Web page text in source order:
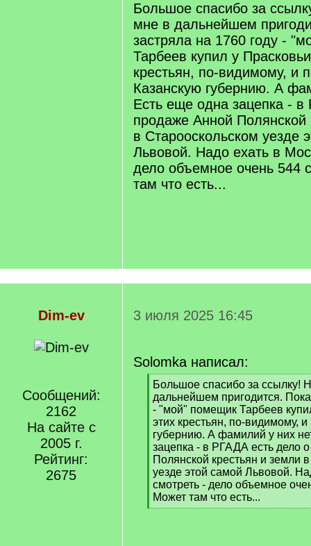
Большое спасибо за
мне в дальнейшем
застряла на 1760 году -
Тарбеев купил у
крестьян, по-видимому, и
Казанскую губернию. А
Есть еще одна зацепка -
продаже Анной Полянской
в Старооскольском уезде
Львовой. Надо ехать в
дело объемное очень 544
там что есть...
Dim-ev
Сообщений:
2162
На сайте с
2005 г.
Рейтинг:
2675
3 июля 2025 16:45
Solomka написал:
[
q
]
Большое спасибо за ссылку!
дальнейшем пригодится.
- "мой" помещик Тарбеев
этих крестьян, по-видимому,
губернию. А фамилий у них
зацепка - в РГАДА есть дело
Полянской крестьян и земли
уезде этой самой Львовой.
смотреть - дело объемное
Может там что есть...
[